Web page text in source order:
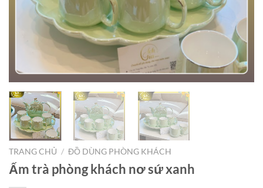
TRANG CHỦ / ĐỒ DÙNG PHÒNG KHÁCH
Ấm trà phòng khách nơ sứ xanh